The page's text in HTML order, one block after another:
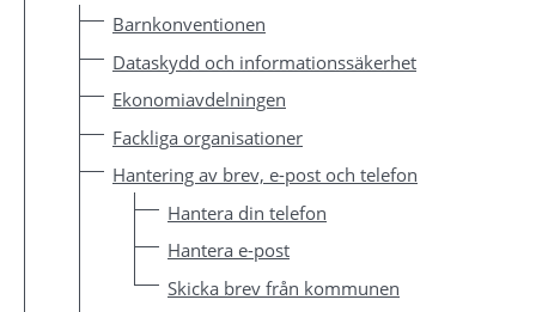
Barnkonventionen
Dataskydd och informationssäkerhet
Ekonomiavdelningen
Fackliga organisationer
Hantering av brev, e-post och telefon
Hantera din telefon
Hantera e-post
Skicka brev från kommunen